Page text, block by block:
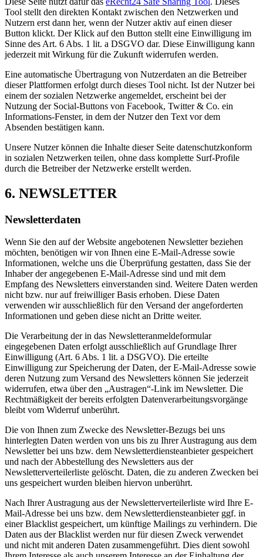
Tool stellt den direkten Kontakt zwischen den Netzwerken und
Nutzern erst dann her, wenn der Nutzer aktiv auf einen dieser
Button klickt. Der Klick auf den Button stellt eine Einwilligung im
Sinne des Art. 6 Abs. 1 lit. a DSGVO dar. Diese Einwilligung kann
jederzeit mit Wirkung für die Zukunft widerrufen werden.
Eine automatische Übertragung von Nutzerdaten an die Betreiber
dieser Plattformen erfolgt durch dieses Tool nicht. Ist der Nutzer bei
einem der sozialen Netzwerke angemeldet, erscheint bei der
Nutzung der Social-Buttons von Facebook, Twitter & Co. ein
Informations-Fenster, in dem der Nutzer den Text vor dem
Absenden bestätigen kann.
Unsere Nutzer können die Inhalte dieser Seite datenschutzkonform
in sozialen Netzwerken teilen, ohne dass komplette Surf-Profile
durch die Betreiber der Netzwerke erstellt werden.
6. NEWSLETTER
Newsletterdaten
Wenn Sie den auf der Website angebotenen Newsletter beziehen
möchten, benötigen wir von Ihnen eine E-Mail-Adresse sowie
Informationen, welche uns die Überprüfung gestatten, dass Sie der
Inhaber der angegebenen E-Mail-Adresse sind und mit dem
Empfang des Newsletters einverstanden sind. Weitere Daten werden
nicht bzw. nur auf freiwilliger Basis erhoben. Diese Daten
verwenden wir ausschließlich für den Versand der angeforderten
Informationen und geben diese nicht an Dritte weiter.
Die Verarbeitung der in das Newsletteranmeldeformular
eingegebenen Daten erfolgt ausschließlich auf Grundlage Ihrer
Einwilligung (Art. 6 Abs. 1 lit. a DSGVO). Die erteilte
Einwilligung zur Speicherung der Daten, der E-Mail-Adresse sowie
deren Nutzung zum Versand des Newsletters können Sie jederzeit
widerrufen, etwa über den „Austragen“-Link im Newsletter. Die
Rechtmäßigkeit der bereits erfolgten Datenverarbeitungsvorgänge
bleibt vom Widerruf unberührt.
Die von Ihnen zum Zwecke des Newsletter-Bezugs bei uns
hinterlegten Daten werden von uns bis zu Ihrer Austragung aus dem
Newsletter bei uns bzw. dem Newsletterdiensteanbieter gespeichert
und nach der Abbestellung des Newsletters aus der
Newsletterverteilerliste gelöscht. Daten, die zu anderen Zwecken bei
uns gespeichert wurden bleiben hiervon unberührt.
Nach Ihrer Austragung aus der Newsletterverteilerliste wird Ihre E-
Mail-Adresse bei uns bzw. dem Newsletterdiensteanbieter ggf. in
einer Blacklist gespeichert, um künftige Mailings zu verhindern. Die
Daten aus der Blacklist werden nur für diesen Zweck verwendet
und nicht mit anderen Daten zusammengeführt. Dies dient sowohl